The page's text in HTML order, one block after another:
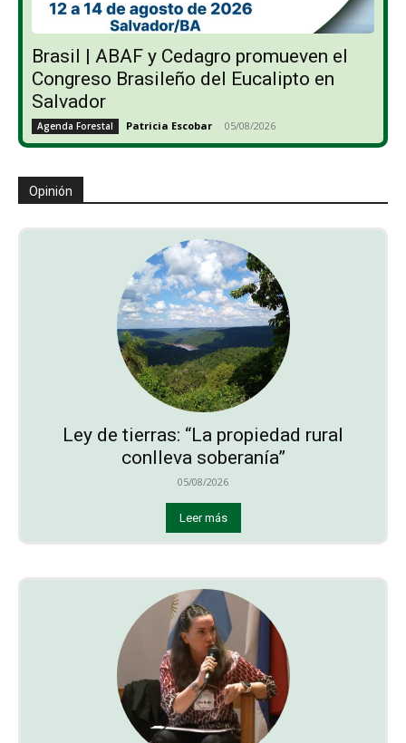
Brasil | ABAF y Cedagro promueven el
Congreso Brasileño del Eucalipto en
Salvador
Agenda Forestal Patricia Escobar - 05/08/2026
Opinión
Ley de tierras: “La propiedad rural
conlleva soberanía”
05/08/2026
Leer más